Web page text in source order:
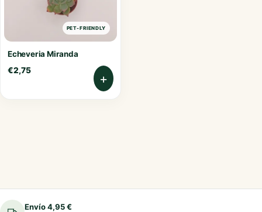
PET-FRIENDLY
Echeveria Miranda
€2,75
+
Envío 4,95 €